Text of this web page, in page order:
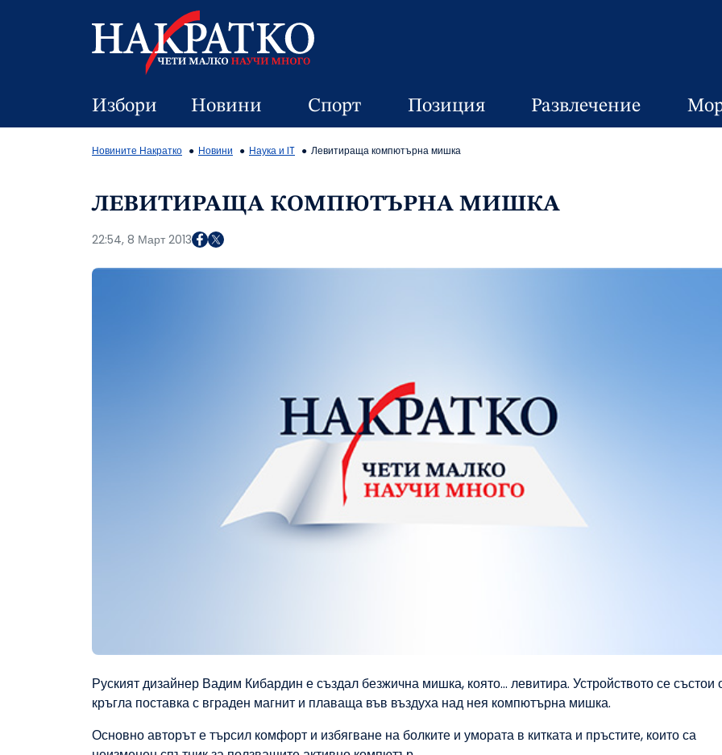
Избори Новини Спорт Позиция Развлечение
Новините Накратко Новини Наука и IT Левитираща компютърна мишка
ЛЕВИТИРАЩА КОМПЮТЪРНА МИШКА
22:54, 8 Март 2013
Руският дизайнер Вадим Кибардин е създал безжична мишка, която... левитира. Устройството се състои
кръгла поставка с вграден магнит и плаваща във въздуха над нея компютърна мишка.
Основно авторът е търсил комфорт и избягване на болките и умората в китката и пръстите, които са